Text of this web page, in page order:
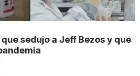
sedujo a Jeff Bezos y que